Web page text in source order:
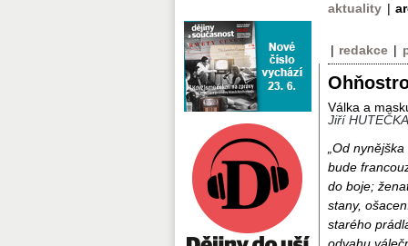
aktuality |
| redakce |
Válka a
Jiří HUTEČKA
„Od
bude
do boje;
stany,
starého